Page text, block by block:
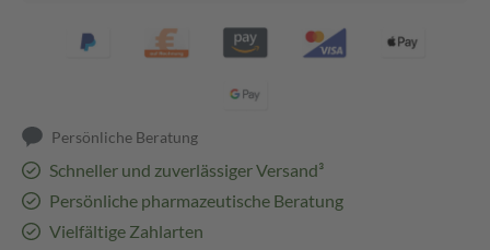
Persönliche Beratung
Schneller und zuverlässiger Versand³
Persönliche pharmazeutische Beratung
Vielfältige Zahlarten